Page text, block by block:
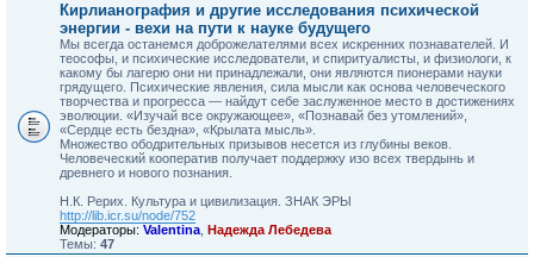
Кирлианография и другие исследования психической
энергии - вехи на пути к науке будущего
Мы всегда останемся доброжелателями всех искренних познавателей. И
теософы, и психические исследователи, и спи­ритуалисты, и физиологи, к
какому бы лагерю они ни принад­лежали, они являются пионерами науки
грядущего. Психичес­кие явления, сила мысли как основа человеческого
творчества и прогресса — найдут себе заслуженное место в достижениях
эволюции. «Изучай все окружающее», «Познавай без утомле­ний»,
«Сердце есть бездна», «Крылата мысль».
Множество ободрительных призывов несется из глубины веков.
Человеческий кооператив получает поддержку изо всех твердынь и
древнего и нового познания.
Н.К. Рерих. Культура и цивилизация. ЗНАК ЭРЫ
http://lib.icr.su/node/752
Модераторы: Valentina Надежда Лебедева
Темы: 47